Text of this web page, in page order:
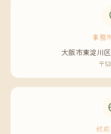
事務
大阪市東淀川
〒
対